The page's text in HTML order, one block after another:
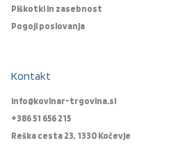
Piškotki in zasebnost
Pogoji poslovanja
Kontakt
info@kovinar-trgovina.si
+386 51 656 215
Reška cesta 23, 1330 Kočevje